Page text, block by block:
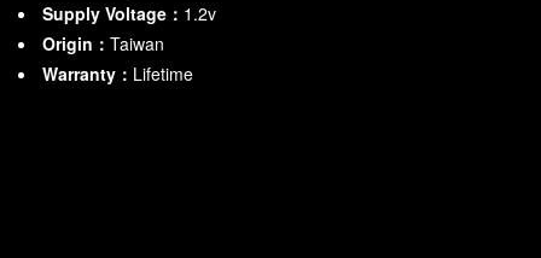
Supply Voltage： 1.2v
Origin： Taiwan
Warranty： Lifetime